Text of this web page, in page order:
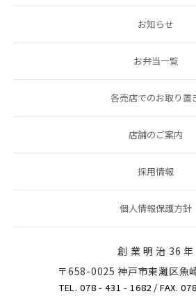
お知らせ
お弁当一覧
各売店でのお取り置
店舗のご案内
採用情報
個人情報保護方針
創 業 明 治 36 年
〒658-0025 神戸市東灘区魚
TEL. 078 - 431 - 1682 / FAX.